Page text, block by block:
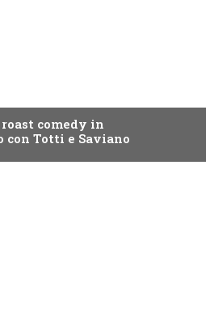
comedy in
con Totti e Saviano